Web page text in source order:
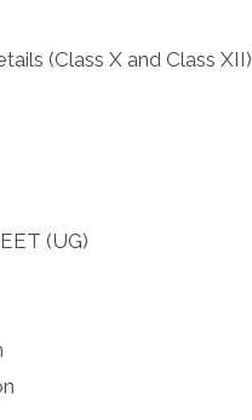
(Class X and Class XII)
(UG)